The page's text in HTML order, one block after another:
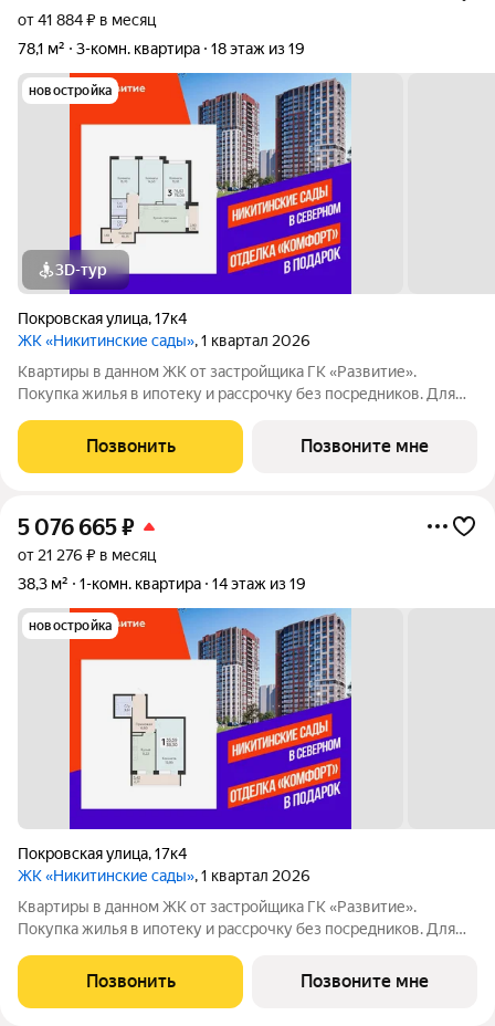
от 41 884 ₽ в месяц
78,1 м²
3-комн. квартира 18 этаж из 19
новостройка
3D-тур
Покровская улица,17к4
ЖК «Никитинские сады», 1 квартал 2026
Квартиры в данном ЖК от застройщика ГК «Развитие».
Покупка жилья в ипотеку и рассрочку без посредников. Для
обращайтесь в отдел продаж застройщика.
Позвонить Позвоните мне
5 076 665₽
от 21 276 ₽ в месяц
38,3 м²
1-комн. квартира 14 этаж из 19
новостройка
Покровская улица,17к4
ЖК «Никитинские сады», 1 квартал 2026
Квартиры в данном ЖК от застройщика ГК «Развитие».
Покупка жилья в ипотеку и рассрочку без посредников. Для
обращайтесь в отдел продаж застройщика.
Позвонить Позвоните мне